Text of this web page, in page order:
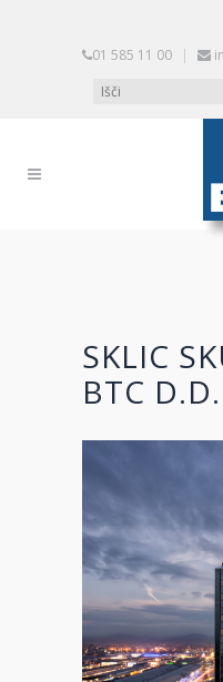
01 585 11 00 |
SKLIC
BTC D.D.